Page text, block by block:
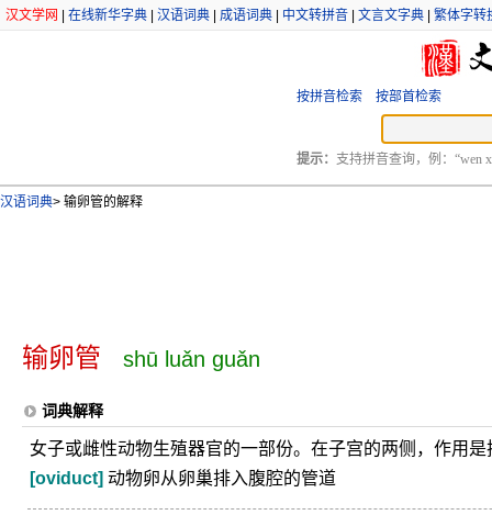
汉文学网 在线新华字典 汉语词典 成语词典 中文转拼音 文言文字典 繁体字转
按拼音检索 按部首检索
提示： 支持拼音查询，例：“wen
汉语词典> 输卵管的解释
输卵管 shū luǎn guǎn
词典解释
女子或雌性动物生殖器官的一部份。在子宫的两侧，作用
[oviduct] 动物卵从卵巢排入腹腔的管道